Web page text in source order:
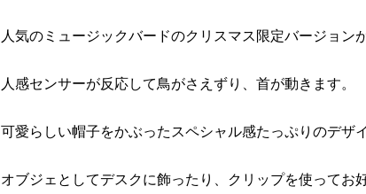
人気のミュージックバードのクリスマス限定バージョン
人感センサーが反応して鳥がさえずり、首が動きます。
可愛らしい帽子をかぶったスペシャル感たっぷりのデザイ
オブジェとしてデスクに飾ったり、クリップを使ってお